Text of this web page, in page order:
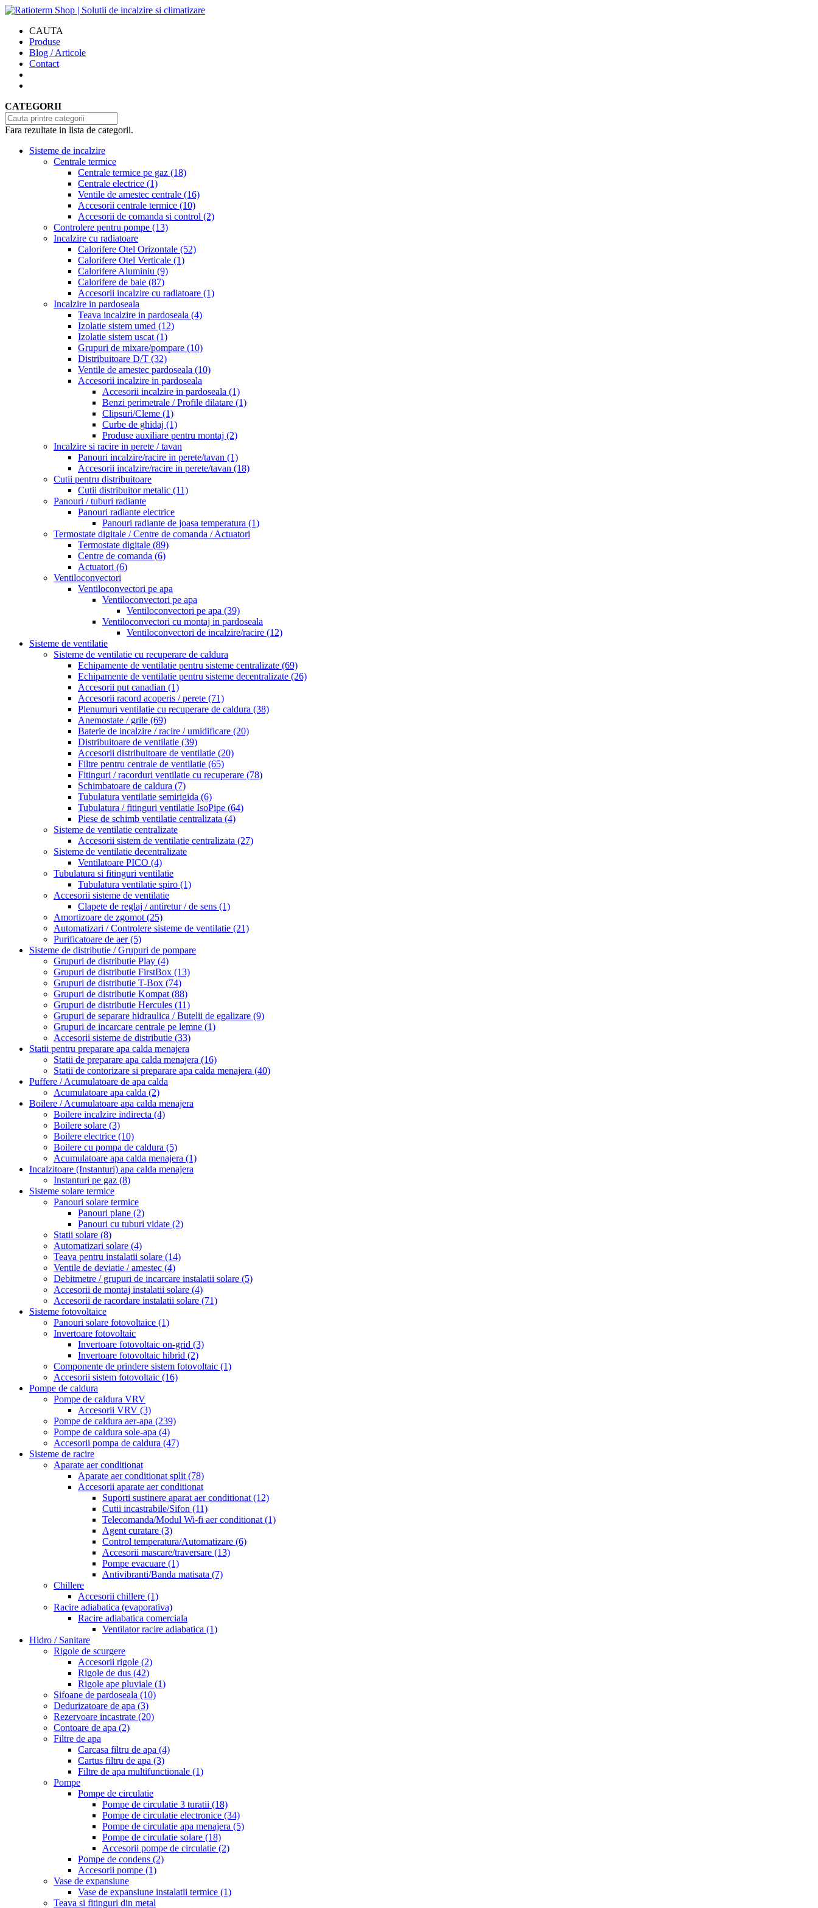
CAUTA
Produse
Blog / Articole
Contact
CATEGORII
Fara rezultate in lista de categorii.
Sisteme de incalzire
Centrale termice
Centrale termice pe gaz (18)
Centrale electrice (1)
Ventile de amestec centrale (16)
Accesorii centrale termice (10)
Accesorii de comanda si control (2)
Controlere pentru pompe (13)
Incalzire cu radiatoare
Calorifere Otel Orizontale (52)
Calorifere Otel Verticale (1)
Calorifere Aluminiu (9)
Calorifere de baie (87)
Accesorii incalzire cu radiatoare (1)
Incalzire in pardoseala
Teava incalzire in pardoseala (4)
Izolatie sistem umed (12)
Izolatie sistem uscat (1)
Grupuri de mixare/pompare (10)
Distribuitoare D/T (32)
Ventile de amestec pardoseala (10)
Accesorii incalzire in pardoseala
Accesorii incalzire in pardoseala (1)
Benzi perimetrale / Profile dilatare (1)
Clipsuri/Cleme (1)
Curbe de ghidaj (1)
Produse auxiliare pentru montaj (2)
Incalzire si racire in perete / tavan
Panouri incalzire/racire in perete/tavan (1)
Accesorii incalzire/racire in perete/tavan (18)
Cutii pentru distribuitoare
Cutii distribuitor metalic (11)
Panouri / tuburi radiante
Panouri radiante electrice
Panouri radiante de joasa temperatura (1)
Termostate digitale / Centre de comanda / Actuatori
Termostate digitale (89)
Centre de comanda (6)
Actuatori (6)
Ventiloconvectori
Ventiloconvectori pe apa
Ventiloconvectori pe apa
Ventiloconvectori pe apa (39)
Ventiloconvectori cu montaj in pardoseala
Ventiloconvectori de incalzire/racire (12)
Sisteme de ventilatie
Sisteme de ventilatie cu recuperare de caldura
Echipamente de ventilatie pentru sisteme centralizate (69)
Echipamente de ventilatie pentru sisteme decentralizate (26)
Accesorii put canadian (1)
Accesorii racord acoperis / perete (71)
Plenumuri ventilatie cu recuperare de caldura (38)
Anemostate / grile (69)
Baterie de incalzire / racire / umidificare (20)
Distribuitoare de ventilatie (39)
Accesorii distribuitoare de ventilatie (20)
Filtre pentru centrale de ventilatie (65)
Fitinguri / racorduri ventilatie cu recuperare (78)
Schimbatoare de caldura (7)
Tubulatura ventilatie semirigida (6)
Tubulatura / fitinguri ventilatie IsoPipe (64)
Piese de schimb ventilatie centralizata (4)
Sisteme de ventilatie centralizate
Accesorii sistem de ventilatie centralizata (27)
Sisteme de ventilatie decentralizate
Ventilatoare PICO (4)
Tubulatura si fitinguri ventilatie
Tubulatura ventilatie spiro (1)
Accesorii sisteme de ventilatie
Clapete de reglaj / antiretur / de sens (1)
Amortizoare de zgomot (25)
Automatizari / Controlere sisteme de ventilatie (21)
Purificatoare de aer(5)
Sisteme de distributie / Grupuri de pompare
Grupuri de distributie Play (4)
Grupuri de distributie FirstBox (13)
Grupuri de distributie T-Box (74)
Grupuri de distributie Kompat (88)
Grupuri de distributie Hercules (11)
Grupuri de separare hidraulica / Butelii de egalizare (9)
Grupuri de incarcare centrale pe lemne (1)
Accesorii sisteme de distributie (33)
Statii pentru preparare apa calda menajera
Statii de preparare apa calda menajera (16)
Statii de contorizare si preparare apa calda menajera (40)
Puffere / Acumulatoare de apa calda
Acumulatoare apa calda (2)
Boilere / Acumulatoare apa calda menajera
Boilere incalzire indirecta (4)
Boilere solare (3)
Boilere electrice (10)
Boilere cu pompa de caldura (5)
Acumulatoare apa calda menajera (1)
Incalzitoare (Instanturi) apa calda menajera
Instanturi pe gaz (8)
Sisteme solare termice
Panouri solare termice
Panouri plane (2)
Panouri cu tuburi vidate (2)
Statii solare (8)
Automatizari solare (4)
Teava pentru instalatii solare (14)
Ventile de deviatie / amestec (4)
Debitmetre / grupuri de incarcare instalatii solare (5)
Accesorii de montaj instalatii solare (4)
Accesorii de racordare instalatii solare (71)
Sisteme fotovoltaice
Panouri solare fotovoltaice (1)
Invertoare fotovoltaic
Invertoare fotovoltaic on-grid (3)
Invertoare fotovoltaic hibrid (2)
Componente de prindere sistem fotovoltaic (1)
Accesorii sistem fotovoltaic (16)
Pompe de caldura
Pompe de caldura VRV
Accesorii VRV (3)
Pompe de caldura aer-apa (239)
Pompe de caldura sole-apa (4)
Accesorii pompa de caldura (47)
Sisteme de racire
Aparate aer conditionat
Aparate aer conditionat split (78)
Accesorii aparate aer conditionat
Suporti sustinere aparat aer conditionat (12)
Cutii incastrabile/Sifon (11)
Telecomanda/Modul Wi-fi aer conditionat (1)
Agent curatare (3)
Control temperatura/Automatizare (6)
Accesorii mascare/traversare (13)
Pompe evacuare (1)
Antivibranti/Banda matisata (7)
Chillere
Accesorii chillere (1)
Racire adiabatica (evaporativa)
Racire adiabatica comerciala
Ventilator racire adiabatica (1)
Hidro / Sanitare
Rigole de scurgere
Accesorii rigole (2)
Rigole de dus (42)
Rigole ape pluviale (1)
Sifoane de pardoseala (10)
Dedurizatoare de apa (3)
Rezervoare incastrate (20)
Contoare de apa (2)
Filtre de apa
Carcasa filtru de apa (4)
Cartus filtru de apa (3)
Filtre de apa multifunctionale (1)
Pompe
Pompe de circulatie
Pompe de circulatie 3 turatii (18)
Pompe de circulatie electronice (34)
Pompe de circulatie apa menajera (5)
Pompe de circulatie solare (18)
Accesorii pompe de circulatie (2)
Pompe de condens (2)
Accesorii pompe (1)
Vase de expansiune
Vase de expansiune instalatii termice (1)
Teava si fitinguri din metal